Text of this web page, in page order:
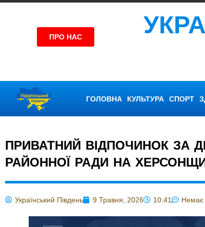
ПРО НАС
ГОЛОВНА КУЛЬТУРА СПОРТ
ПРИВАТНИЙ ВІДПОЧИНОК ЗА
РАЙОННОЇ РАДИ НА
Український Південь 9 Травня, 2026 10:41 Немає